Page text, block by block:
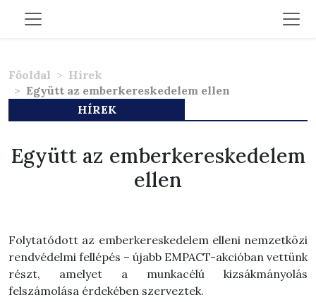
Főoldal
Hírek
Együtt az emberkereskedelem ellen
HÍREK
Együtt az emberkereskedelem
ellen
Folytatódott az emberkereskedelem elleni nemzetközi
rendvédelmi fellépés – újabb EMPACT-akcióban vettünk
részt, amelyet a munkacélú kizsákmányolás
felszámolása érdekében szerveztek.